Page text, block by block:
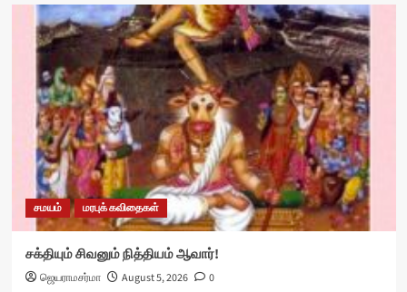
சமயம் மரபுக் கவிதைகள்
சக்தியும் சிவனும் நித்தியம் ஆவார்!
ஜெயராமசர்மா August 5, 2026 0